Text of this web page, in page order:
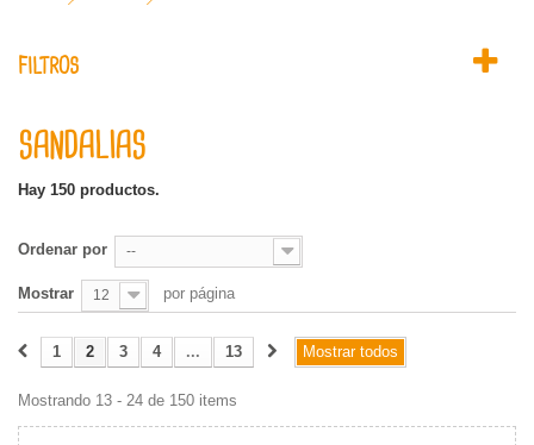
FILTROS
SANDALIAS
Hay 150 productos.
Ordenar por --
Mostrar 12 por página
Mostrar todos
1 2 3 4 ... 13
Mostrando 13 - 24 de 150 items